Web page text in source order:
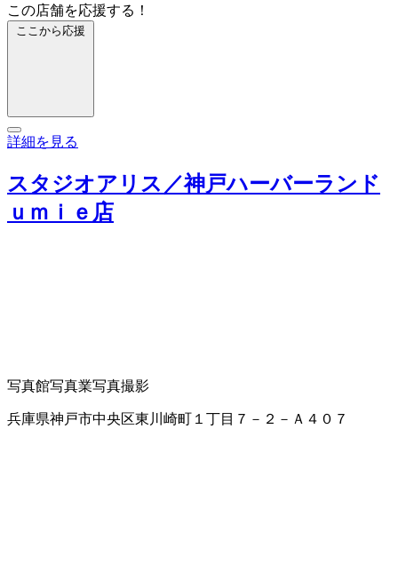
この店舗を応援する！
ここから応援
詳細を見る
スタジオアリス／神戸ハーバーランド
ｕｍｉｅ店
写真館写真業写真撮影
兵庫県神戸市中央区東川崎町１丁目７－２－Ａ４０７